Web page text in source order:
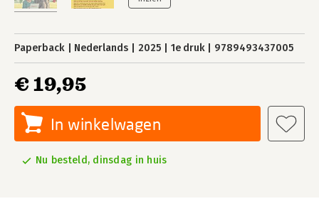
Paperback Nederlands 2025 1e druk 9789493437005
€ 19,95
In winkelwagen
Nu besteld, dinsdag in huis